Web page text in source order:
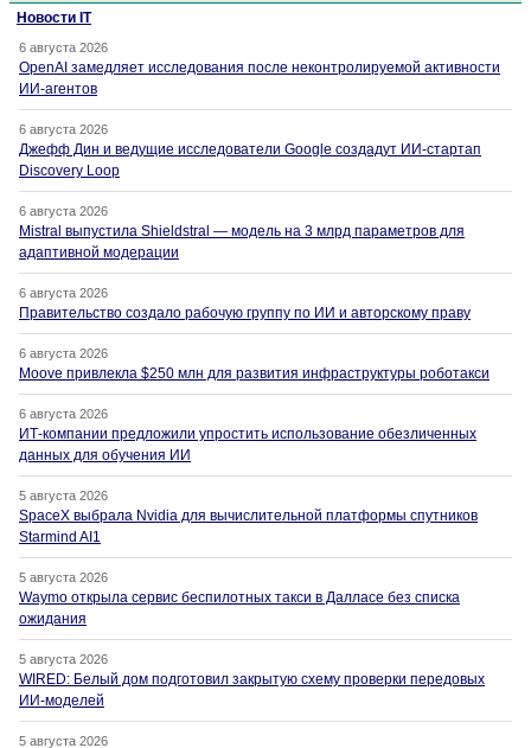
Новости IT
6 августа 2026
OpenAI замедляет исследования после неконтролируемой активности
ИИ-агентов
6 августа 2026
Джефф Дин и ведущие исследователи Google создадут ИИ-стартап
Discovery Loop
6 августа 2026
Mistral выпустила Shieldstral — модель на 3 млрд параметров для
адаптивной модерации
6 августа 2026
Правительство создало рабочую группу по ИИ и авторскому праву
6 августа 2026
Moove привлекла $250 млн для развития инфраструктуры роботакси
6 августа 2026
ИТ-компании предложили упростить использование обезличенных
данных для обучения ИИ
5 августа 2026
SpaceX выбрала Nvidia для вычислительной платформы спутников
Starmind AI1
5 августа 2026
Waymo открыла сервис беспилотных такси в Далласе без списка
ожидания
5 августа 2026
WIRED: Белый дом подготовил закрытую схему проверки передовых
ИИ-моделей
5 августа 2026